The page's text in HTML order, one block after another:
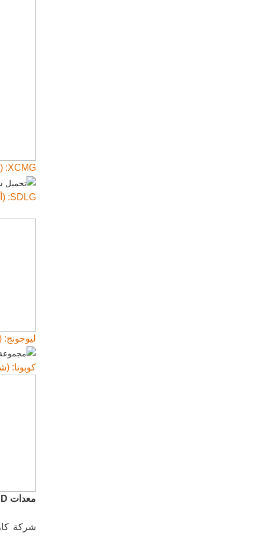
XCMG: (خبير في الآلات الثقيلة مدعوم من الدولة، حلول شاملة للسيناريوهات)
SDLG: (أفضل قيمة مقابل المال، الخيار الأفضل للمشاريع الزراعية)
ليوجونج:
كوبوتا:
معدات SUNWARD الذكية (رائدة في مجال الهندسة تحت الأرض مدفوعة بالابتكار)